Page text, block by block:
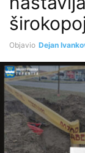
Objavio Dejan